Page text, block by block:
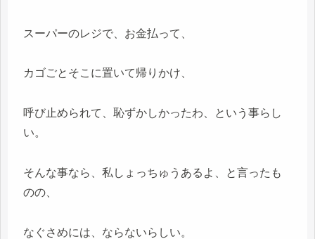
スーパーのレジで、お金払って、
カゴごとそこに置いて帰りかけ、
呼び止められて、恥ずかしかったわ、という事らし
い。
そんな事なら、私しょっちゅうあるよ、と言ったも
のの、
なぐさめには、ならないらしい。